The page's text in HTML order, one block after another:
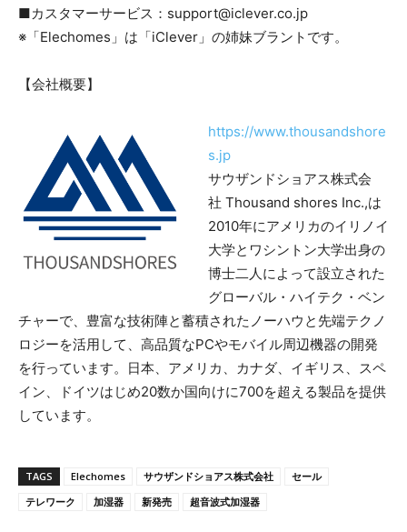
■カスタマーサービス：support@iclever.co.jp
※「Elechomes」は「iClever」の姉妹ブラントです。
【会社概要】
https://www.thousandshore
s.jp
サウザンドショアス株式会
社 Thousand shores Inc.,は
2010年にアメリカのイリノイ
大学とワシントン大学出身の
博士二人によって設立された
グローバル・ハイテク・ベン
チャーで、豊富な技術陣と蓄積されたノーハウと先端テクノ
ロジーを活用して、高品質なPCやモバイル周辺機器の開発
を行っています。日本、アメリカ、カナダ、イギリス、スペ
イン、ドイツはじめ20数か国向けに700を超える製品を提供
しています。
TAGS Elechomes サウザンドショアス株式会社
セール
テレワーク
加湿器 新発売 超音波式加湿器